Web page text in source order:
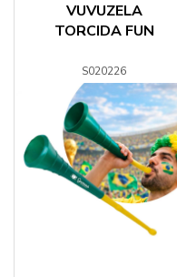
VUVUZELA
TORCIDA FUN
S020226